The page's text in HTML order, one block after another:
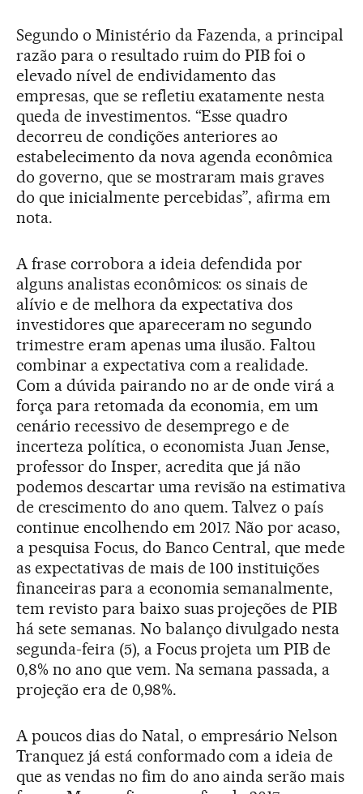
Segundo o Ministério da Fazenda, a principal
razão para o resultado ruim do PIB foi o
elevado nível de endividamento das
empresas, que se refletiu exatamente nesta
queda de investimentos. “Esse quadro
decorreu de condições anteriores ao
estabelecimento da nova agenda econômica
do governo, que se mostraram mais graves
do que inicialmente percebidas”, afirma em
nota.
A frase corrobora a ideia defendida por
alguns analistas econômicos: os sinais de
alívio e de melhora da expectativa dos
investidores que apareceram no segundo
trimestre eram apenas uma ilusão. Faltou
combinar a expectativa com a realidade.
Com a dúvida pairando no ar de onde virá a
força para retomada da economia, em um
cenário recessivo de desemprego e de
incerteza política, o economista Juan Jense,
professor do Insper, acredita que já não
podemos descartar uma revisão na estimativa
de crescimento do ano quem. Talvez o país
continue encolhendo em 2017. Não por acaso,
a pesquisa Focus, do Banco Central, que mede
as expectativas de mais de 100 instituições
financeiras para a economia semanalmente,
tem revisto para baixo suas projeções de PIB
há sete semanas. No balanço divulgado nesta
segunda-feira (5), a Focus projeta um PIB de
0,8% no ano que vem. Na semana passada, a
projeção era de 0,98%.
A poucos dias do Natal, o empresário Nelson
Tranquez já está conformado com a ideia de
que as vendas no fim do ano ainda serão mais